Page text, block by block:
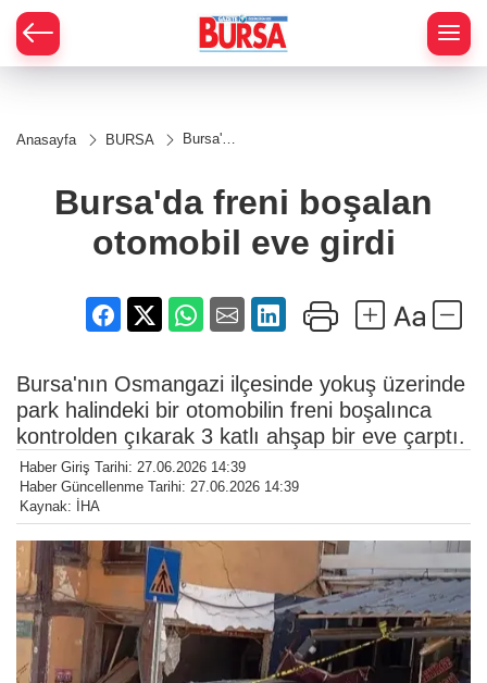
Anasayfa BURSA
Bursa'da
otomobil
eve girdi
Bursa'da freni boşalan
otomobil eve girdi
Bursa'nın Osmangazi ilçesinde yokuş üzerinde
park halindeki bir otomobilin freni boşalınca
kontrolden çıkarak 3 katlı ahşap bir eve çarptı.
Haber Giriş Tarihi: 27.06.2026 14:39
Haber Güncellenme Tarihi: 27.06.2026 14:39
Kaynak: İHA